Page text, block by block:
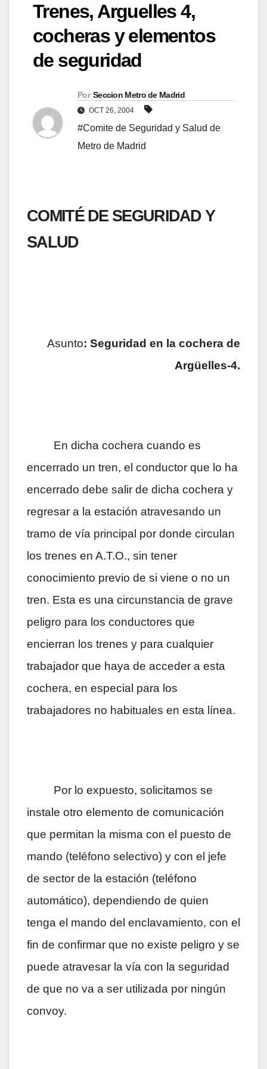
Trenes, Arguelles 4,
cocheras y elementos
de seguridad
Por Seccion Metro de Madrid
OCT 26, 2004
#Comite de Seguridad y Salud de
Metro de Madrid
COMITÉ DE SEGURIDAD Y
SALUD
Asunto: Seguridad en la cochera de
Argüelles-4.
En dicha cochera cuando es
encerrado un tren, el conductor que lo ha
encerrado debe salir de dicha cochera y
regresar a la estación atravesando un
tramo de vía principal por donde circulan
los trenes en A.T.O., sin tener
conocimiento previo de si viene o no un
tren. Esta es una circunstancia de grave
peligro para los conductores que
encierran los trenes y para cualquier
trabajador que haya de acceder a esta
cochera, en especial para los
trabajadores no habituales en esta línea.
Por lo expuesto, solicitamos se
instale otro elemento de comunicación
que permitan la misma con el puesto de
mando (teléfono selectivo) y con el jefe
de sector de la estación (teléfono
automático), dependiendo de quien
tenga el mando del enclavamiento, con el
fin de confirmar que no existe peligro y se
puede atravesar la vía con la seguridad
de que no va a ser utilizada por ningún
convoy.